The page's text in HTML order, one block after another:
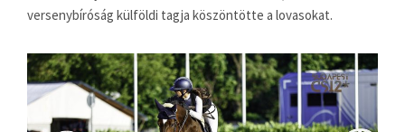
versenybíróság külföldi tagja köszöntötte a lovasokat.